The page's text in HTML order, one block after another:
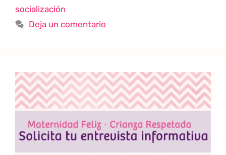
socialización
Deja un comentario